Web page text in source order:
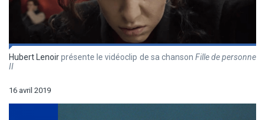
Hubert Lenoirprésente le vidéoclip de sa chanson Fille de personne
II
16 avril 2019